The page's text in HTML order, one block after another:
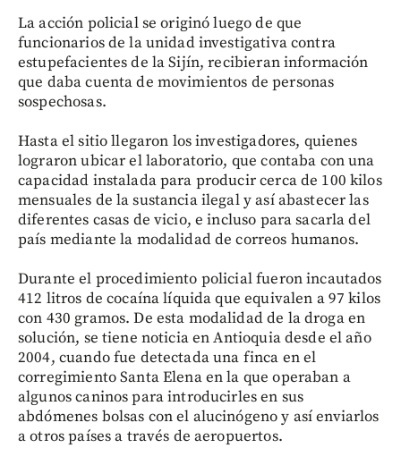
La acción policial se originó luego de que
funcionarios de la unidad investigativa contra
estupefacientes de la Sijín, recibieran información
que daba cuenta de movimientos de personas
sospechosas.
Hasta el sitio llegaron los investigadores, quienes
lograron ubicar el laboratorio, que contaba con una
capacidad instalada para producir cerca de 100 kilos
mensuales de la sustancia ilegal y así abastecer las
diferentes casas de vicio, e incluso para sacarla del
país mediante la modalidad de correos humanos.
Durante el procedimiento policial fueron incautados
412 litros de cocaína líquida que equivalen a 97 kilos
con 430 gramos. De esta modalidad de la droga en
solución, se tiene noticia en Antioquia desde el año
2004, cuando fue detectada una finca en el
corregimiento Santa Elena en la que operaban a
algunos caninos para introducirles en sus
abdómenes bolsas con el alucinógeno y así enviarlos
a otros países a través de aeropuertos.